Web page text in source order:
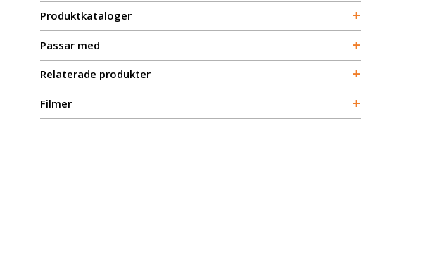
Produktkataloger +
Passar med +
Relaterade produkter +
Filmer +